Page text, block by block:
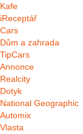
Kafe
iReceptář
Cars
Dům a zahrada
TipCars
Annonce
Realcity
Dotyk
National Geographic
Automix
Vlasta